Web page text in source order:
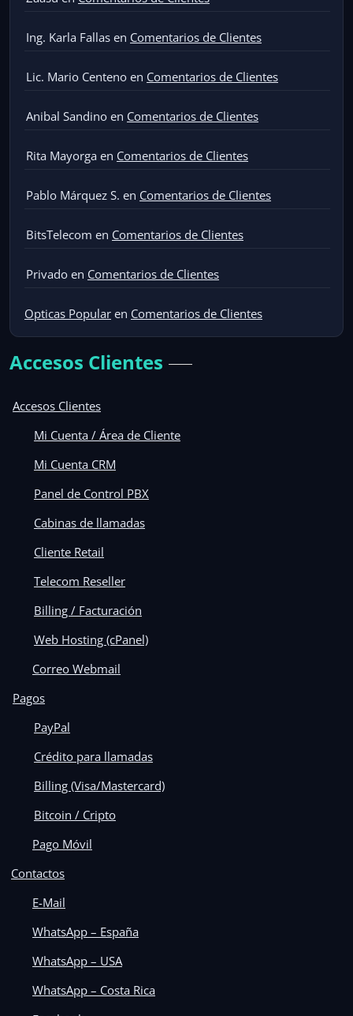
Ing. Karla Fallas en Comentarios de Clientes
Lic. Mario Centeno en Comentarios de Clientes
Anibal Sandino en Comentarios de Clientes
Rita Mayorga en Comentarios de Clientes
Pablo Márquez S. en Comentarios de Clientes
BitsTelecom en Comentarios de Clientes
Privado en Comentarios de Clientes
Opticas Popular en Comentarios de Clientes
Accesos Clientes
Accesos Clientes
Mi Cuenta / Área de Cliente
Mi Cuenta CRM
Panel de Control PBX
Cabinas de llamadas
Cliente Retail
Telecom Reseller
Billing / Facturación
Web Hosting (cPanel)
Correo Webmail
Pagos
PayPal
Crédito para llamadas
Billing (Visa/Mastercard)
Bitcoin / Cripto
Pago Móvil
Contactos
E-Mail
WhatsApp – España
WhatsApp – USA
WhatsApp – Costa Rica